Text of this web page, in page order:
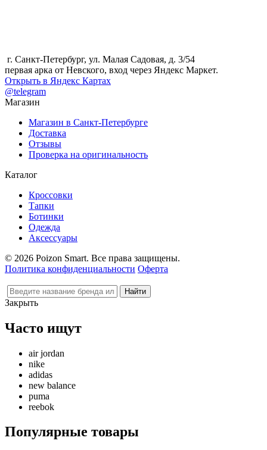
г. Санкт-Петербург, ул. Малая Садовая, д. 3/54
первая арка от Невского, вход через Яндекс Маркет.
Открыть в Яндекс Картах
@telegram
Магазин
Магазин в Санкт-Петербурге
Доставка
Отзывы
Проверка на оригинальность
Каталог
Кроссовки
Тапки
Ботинки
Одежда
Аксессуары
© 2026 Poizon Smart. Все права защищены.
Политика конфиденциальности Оферта
Закрыть
Часто ищут
air jordan
nike
adidas
new balance
puma
reebok
Популярные товары